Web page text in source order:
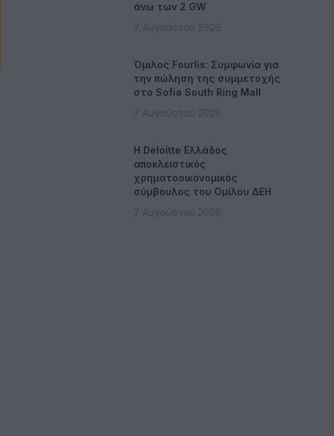
άνω των 2 GW
7 Αυγούστου 2026
Όμιλος Fourlis: Συμφωνία για
την πώληση της συμμετοχής
στο Sofia South Ring Mall
7 Αυγούστου 2026
Η Deloitte Ελλάδος
αποκλειστικός
χρηματοοικονομικός
σύμβουλος του Ομίλου ΔΕΗ
7 Αυγούστου 2026